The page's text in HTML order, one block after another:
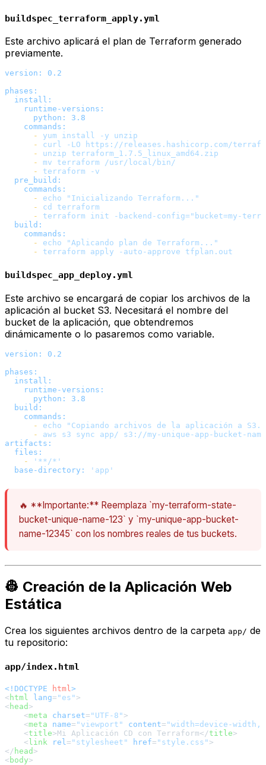
buildspec_terraform_apply.yml
Este archivo aplicará el plan de Terraform generado
previamente.
version:
0.2
phases:
install:
runtime-versions:
python:
3.8
commands:
-
yum install -y
unzip
-
curl -LO
https://releases.hashicorp.com/
-
unzip
terraform_1.7.5_linux_amd64.zip
-
mv terraform
/usr/local/bin/
-
terraform
-v
pre_build:
commands:
-
echo
"Inicializando Terraform..."
-
cd
terraform
-
terraform init
-backend-config="bucket=my-
build:
commands:
-
echo
"Aplicando plan de Terraform..."
-
terraform apply -auto-approve tfplan.out
buildspec_app_deploy.yml
Este archivo se encargará de copiar los archivos de la
aplicación al bucket S3. Necesitará el nombre del
bucket de la aplicación, que obtendremos
dinámicamente o lo pasaremos como variable.
version:
0.2
phases:
install:
runtime-versions:
python:
3.8
build:
commands:
-
echo
"Copiando archivos de la aplicación a
-
aws s3 sync app/
s3://my-unique-app-bucket-
artifacts:
files:
-
'**/*'
base-directory:
'app'
🔥 **Importante:** Reemplaza `my-terraform-state-
bucket-unique-name-123` y `my-unique-app-bucket-
name-12345` con los nombres reales de tus buckets.
👷 Creación de la Aplicación Web
Estática
Crea los siguientes archivos dentro de la carpeta app/ de
tu repositorio:
app/index.html
<!DOCTYPE html>
< html lang= "es" >
< head >
<meta charset= "UTF-8" >
<meta name= "viewport" content= "width=device-
<title>Mi Aplicación CD con Terraform</title>
< link rel= "stylesheet" href= "style.css" >
</ head >
< body>